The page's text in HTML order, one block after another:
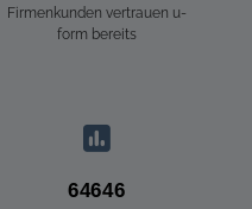
Firmenkunden vertrauen u-
form bereits
64646